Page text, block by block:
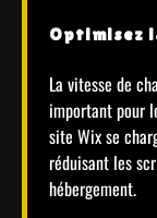
Optimisez
La vitesse de
important pour
site Wix se
réduisant les
hébergement.